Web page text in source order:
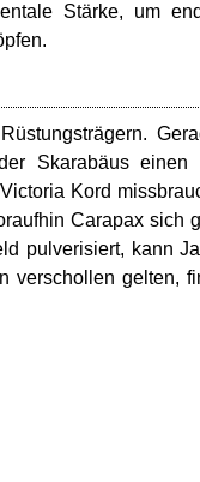
Stärke, um
Skarabäus
Kord
Carapax sich
pulverisiert, kann
verschollen gelten,